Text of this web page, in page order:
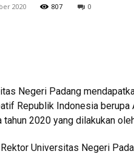
2020 807 0
Negeri Padang
Republik Indonesia
2020 yang dilakukan
Universitas Negeri